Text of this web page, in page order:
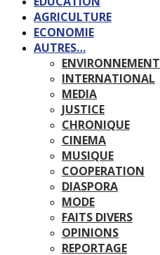
AGRICULTURE
ECONOMIE
AUTRES…
ENVIRONNEMENT
INTERNATIONAL
MEDIA
JUSTICE
CHRONIQUE
CINEMA
MUSIQUE
COOPERATION
DIASPORA
MODE
FAITS DIVERS
OPINIONS
REPORTAGE